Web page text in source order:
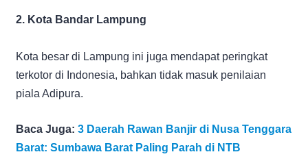
2. Kota Bandar Lampung
Kota besar di Lampung ini juga mendapat peringkat
terkotor di Indonesia, bahkan tidak masuk penilaian
piala Adipura.
Baca Juga: 3 Daerah Rawan Banjir di Nusa Tenggara
Barat: Sumbawa Barat Paling Parah di NTB